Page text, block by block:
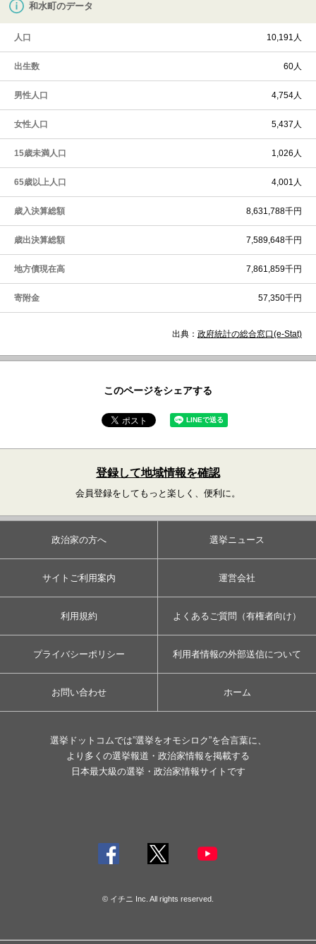
和水町のデータ
人口 10,191人
出生数 60人
男性人口 4,754人
女性人口 5,437人
15歳未満人口 1,026人
65歳以上人口 4,001人
歳入決算総額 8,631,788千円
歳出決算総額 7,589,648千円
地方債現在高 7,861,859千円
寄附金 57,350千円
出典： 政府統計の総合窓口(e-Stat)
このページをシェアする
登録して地域情報を確認
会員登録をしてもっと楽しく、便利に。
政治家の方へ 選挙ニュース
サイトご利用案内 運営会社
利用規約 よくあるご質問（有権者向け）
プライバシーポリシー 利用者情報の外部送信について
お問い合わせ ホーム
選挙ドットコムでは”選挙をオモシロク”を合言葉に、
より多くの選挙報道・政治家情報を掲載する
日本最大級の選挙・政治家情報サイトです
© イチニ Inc. All rights reserved.